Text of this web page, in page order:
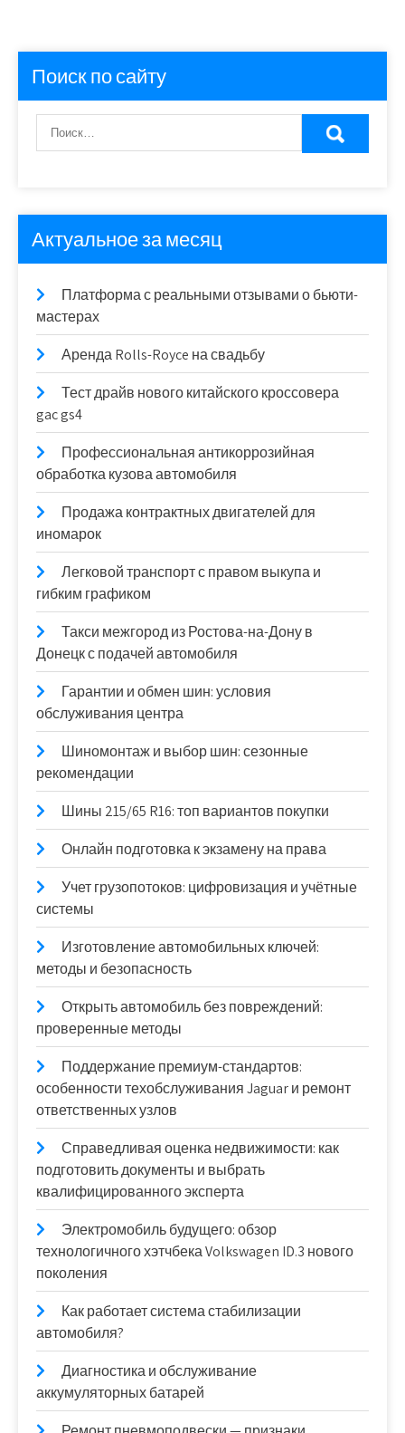
Поиск по сайту
Актуальное за месяц
Платформа с реальными отзывами о бьюти-
мастерах
Аренда Rolls-Royce на свадьбу
Тест драйв нового китайского кроссовера
gac gs4
Профессиональная антикоррозийная
обработка кузова автомобиля
Продажа контрактных двигателей для
иномарок
Легковой транспорт с правом выкупа и
гибким графиком
Такси межгород из Ростова-на-Дону в
Донецк с подачей автомобиля
Гарантии и обмен шин: условия
обслуживания центра
Шиномонтаж и выбор шин: сезонные
рекомендации
Шины 215/65 R16: топ вариантов покупки
Онлайн подготовка к экзамену на права
Учет грузопотоков: цифровизация и учётные
системы
Изготовление автомобильных ключей:
методы и безопасность
Открыть автомобиль без повреждений:
проверенные методы
Поддержание премиум-стандартов:
особенности техобслуживания Jaguar и ремонт
ответственных узлов
Справедливая оценка недвижимости: как
подготовить документы и выбрать
квалифицированного эксперта
Электромобиль будущего: обзор
технологичного хэтчбека Volkswagen ID.3 нового
поколения
Как работает система стабилизации
автомобиля?
Диагностика и обслуживание
аккумуляторных батарей